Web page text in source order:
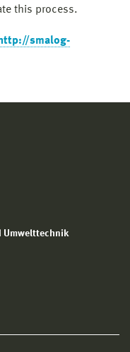
this process.
smalog-
Umwelttechnik